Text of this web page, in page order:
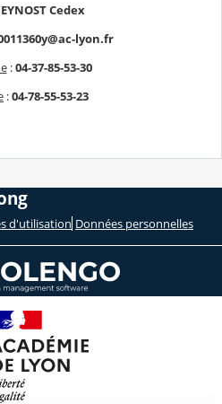
Cedex
lyon.fr
:04-37-85-53-30
:04-78-55-53-23
d'utilisation Données personnelles